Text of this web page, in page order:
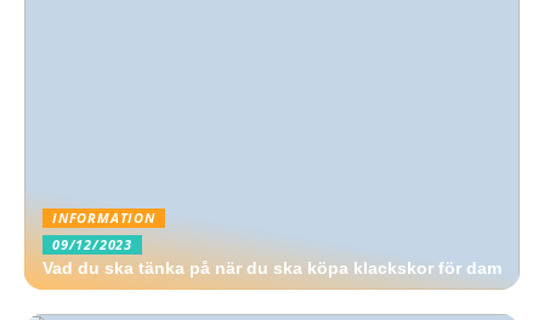
INFORMATION
09/12/2023
Vad du ska tänka på när du ska köpa klackskor för dam